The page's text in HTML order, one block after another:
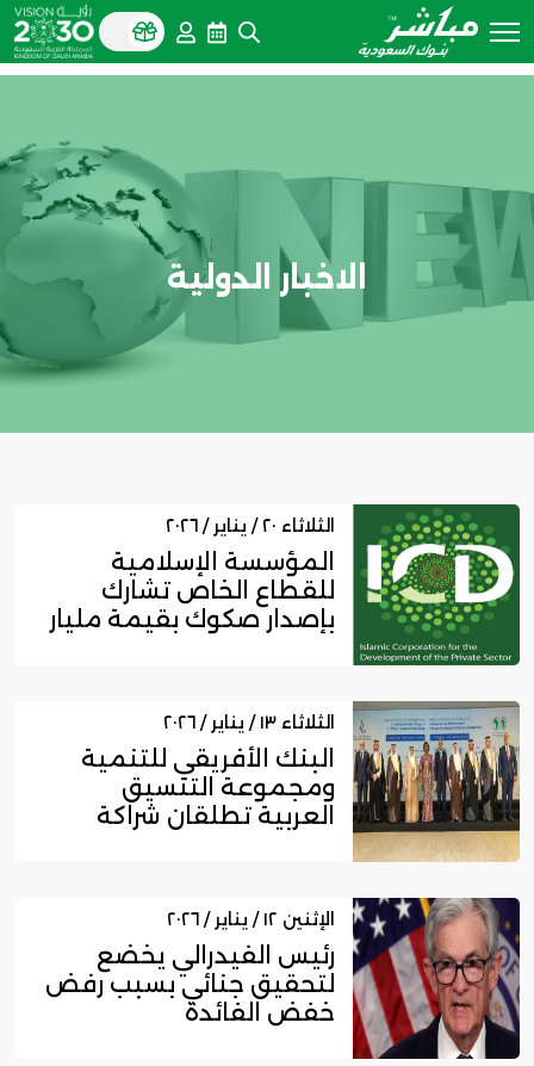
الاخبار الدولية
الثلاثاء ٢٠ / يناير / ٢٠٢٦
المؤسسة الإسلامية
للقطاع الخاص تشارك
بإصدار صكوك بقيمة مليار
الثلاثاء ١٣ / يناير / ٢٠٢٦
البنك الأفريقي للتنمية
ومجموعة التنسيق
العربية تطلقان شراكة
الإثنين ١٢ / يناير / ٢٠٢٦
رئيس الفيدرالي يخضع
لتحقيق جنائي بسبب رفض
خفض الفائدة